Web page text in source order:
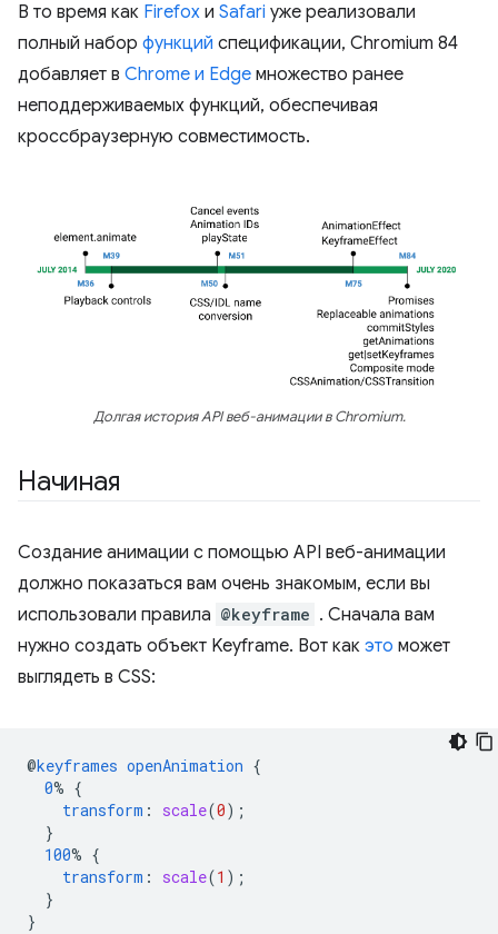
В то время как Firefox и Safari уже реализовали
полный набор функций спецификации, Chromium 84
добавляет в Chrome и Edge множество ранее
неподдерживаемых функций, обеспечивая
кроссбраузерную совместимость.
Долгая история API веб-анимации в Chromium.
Начиная
Создание анимации с помощью API веб-анимации
должно показаться вам очень знакомым, если вы
использовали правила @keyframe . Сначала вам
нужно создать объект Keyframe. Вот как это может
выглядеть в CSS:
@keyframes openAnimation {
0% {
transform : scale(0);
}
100% {
transform : scale(1 );
}
}